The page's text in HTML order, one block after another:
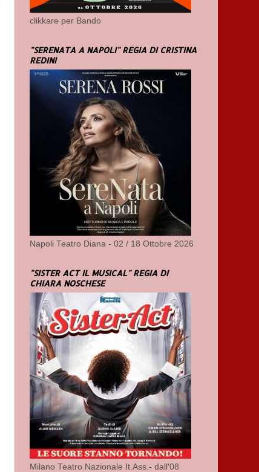
clikkare per Bando
"SERENATA A NAPOLI" REGIA DI CRISTINA
REDINI
Napoli Teatro Diana - 02 / 18 Ottobre 2026
"SISTER ACT IL MUSICAL" REGIA DI
CHIARA NOSCHESE
Milano Teatro Nazionale It.Ass.- dall'08